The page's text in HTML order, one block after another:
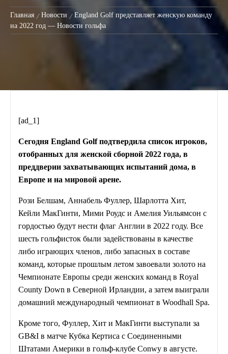
Главная Новости
England Golf представляет женскую команду
на 2022 год — Новости гольфа
[ad_1]
Сегодня England Golf подтвердила список игроков,
отобранных для женской сборной 2022 года, в
преддверии захватывающих испытаний дома, в
Европе и на мировой арене.
Рози Белшам, Аннабель Фуллер, Шарлотта Хит,
Кейли МакГинти, Мими Роудс и Амелия Уильямсон с
гордостью будут нести флаг Англии в 2022 году. Все
шесть гольфисток были задействованы в качестве
либо играющих членов, либо запасных в составе
команд, которые прошлым летом завоевали золото на
Чемпионате Европы среди женских команд в Royal
County Down в Северной Ирландии, а затем выиграли
домашний международный чемпионат в Woodhall Spa.
Кроме того, Фуллер, Хит и МакГинти выступали за
GB&I в матче Кубка Кертиса с Соединенными
Штатами Америки в гольф-клубе Conwy в августе.